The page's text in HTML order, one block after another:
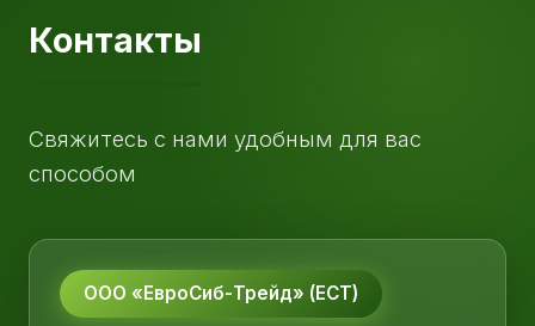
Контакты
Свяжитесь с нами удобным для вас
способом
ООО «ЕвроСиб-Трейд» (ЕСТ)